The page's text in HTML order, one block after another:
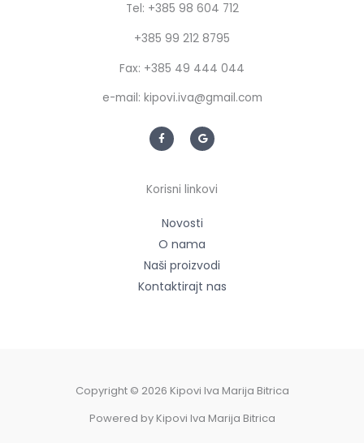
Tel: +385 98 604 712
+385 99 212 8795
Fax: +385 49 444 044
e-mail: kipovi.iva@gmail.com
F
a
c
o
f
G
o
o
Korisni linkovi
Novosti
O nama
Naši proizvodi
Kontaktirajt nas
Copyright © 2026 Kipovi Iva Marija Bitrica
Powered by Kipovi Iva Marija Bitrica